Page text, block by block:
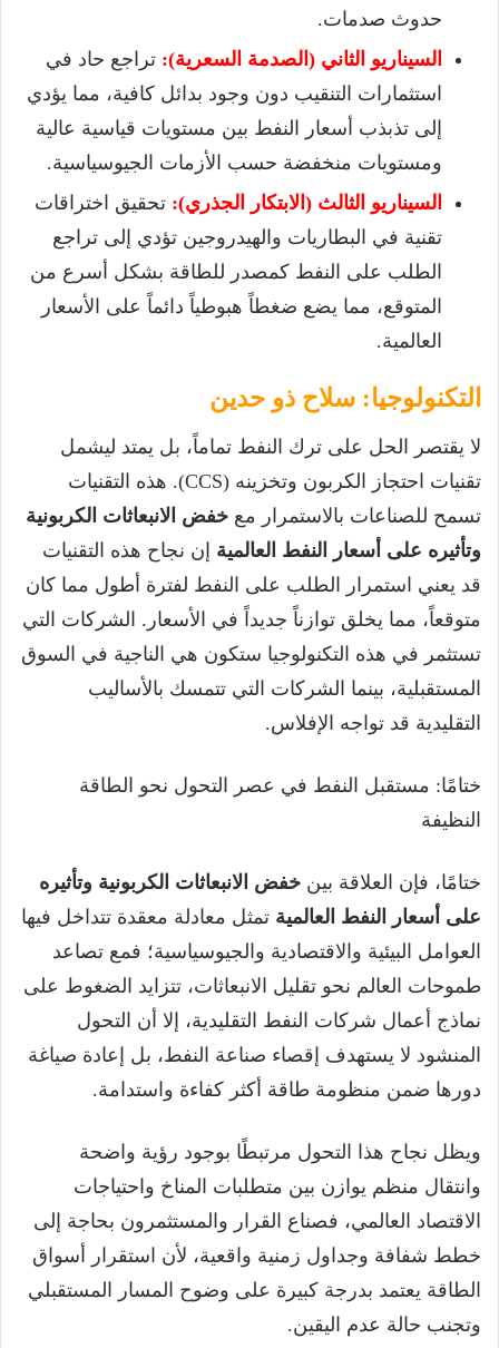
حدوث صدمات.
السيناريو الثاني (الصدمة السعرية): تراجع حاد في
استثمارات التنقيب دون وجود بدائل كافية، مما يؤدي
إلى تذبذب أسعار النفط بين مستويات قياسية عالية
ومستويات منخفضة حسب الأزمات الجيوسياسية.
السيناريو الثالث (الابتكار الجذري): تحقيق اختراقات
تقنية في البطاريات والهيدروجين تؤدي إلى تراجع
الطلب على النفط كمصدر للطاقة بشكل أسرع من
المتوقع، مما يضع ضغطاً هبوطياً دائماً على الأسعار
العالمية.
التكنولوجيا: سلاح ذو حدين
لا يقتصر الحل على ترك النفط تماماً، بل يمتد ليشمل
تقنيات احتجاز الكربون وتخزينه (CCS). هذه التقنيات
تسمح للصناعات بالاستمرار مع خفض الانبعاثات الكربونية
وتأثيره على أسعار النفط العالمية إن نجاح هذه التقنيات
قد يعني استمرار الطلب على النفط لفترة أطول مما كان
متوقعاً، مما يخلق توازناً جديداً في الأسعار. الشركات التي
تستثمر في هذه التكنولوجيا ستكون هي الناجية في السوق
المستقبلية، بينما الشركات التي تتمسك بالأساليب
التقليدية قد تواجه الإفلاس.
ختامًا: مستقبل النفط في عصر التحول نحو الطاقة
النظيفة
ختامًا، فإن العلاقة بين خفض الانبعاثات الكربونية وتأثيره
على أسعار النفط العالمية تمثل معادلة معقدة تتداخل فيها
العوامل البيئية والاقتصادية والجيوسياسية؛ فمع تصاعد
طموحات العالم نحو تقليل الانبعاثات، تتزايد الضغوط على
نماذج أعمال شركات النفط التقليدية، إلا أن التحول
المنشود لا يستهدف إقصاء صناعة النفط، بل إعادة صياغة
دورها ضمن منظومة طاقة أكثر كفاءة واستدامة.
ويظل نجاح هذا التحول مرتبطًا بوجود رؤية واضحة
وانتقال منظم يوازن بين متطلبات المناخ واحتياجات
الاقتصاد العالمي، فصناع القرار والمستثمرون بحاجة إلى
خطط شفافة وجداول زمنية واقعية، لأن استقرار أسواق
الطاقة يعتمد بدرجة كبيرة على وضوح المسار المستقبلي
وتجنب حالة عدم اليقين.